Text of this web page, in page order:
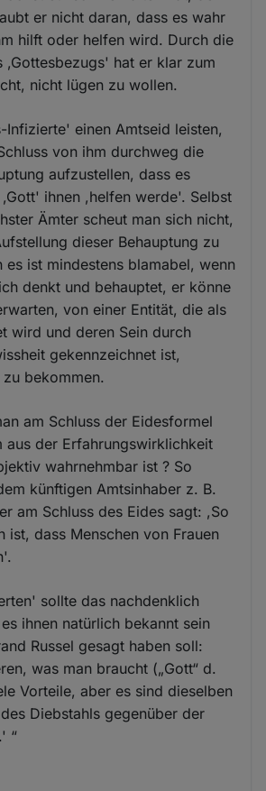
er nicht daran, dass es wahr
hilft oder helfen wird. Durch die
,Gottesbezugs' hat er klar zum
nicht lügen zu wollen.
Infizierte' einen Amtseid leisten,
von ihm durchweg die
aufzustellen, dass es
ihnen ,helfen werde'. Selbst
Ämter scheut man sich nicht,
dieser Behauptung zu
es ist mindestens blamabel, wenn
denkt und behauptet, er könne
von einer Entität, die als
wird und deren Sein durch
gekennzeichnet ist,
bekommen.
am Schluss der Eidesformel
aus der Erfahrungswirklichkeit
wahrnehmbar ist ? So
künftigen Amtsinhaber z. B.
am Schluss des Eides sagt: ,So
ist, dass Menschen von Frauen
sollte das nachdenklich
ihnen natürlich bekannt sein
Russel gesagt haben soll:
was man braucht („Gott“ d.
Vorteile, aber es sind dieselben
Diebstahls gegenüber der
“